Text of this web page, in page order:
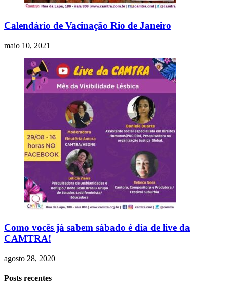
Calendário de Vacinação Rio de Janeiro
maio 10, 2021
Como vocês já sabem sábado é dia de live da
CAMTRA!
agosto 28, 2020
Posts recentes